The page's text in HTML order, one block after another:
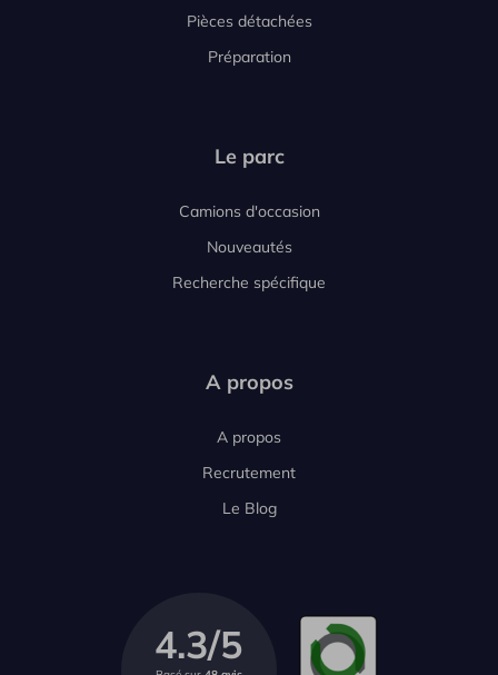
Pièces détachées
Préparation
Le parc
Camions d'occasion
Nouveautés
Recherche spécifique
A propos
A propos
Recrutement
Le Blog
4.3/5